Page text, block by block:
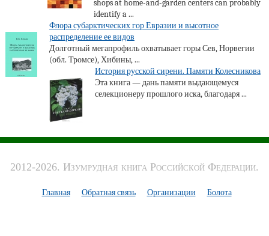
shops at home-and-garden centers can probably
identify a ...
Флора субарктических гор Евразии и высотное
распределение ее видов
Долготный мегапрофиль охватывает горы Сев, Норвегии
(обл. Тромсе), Хибины, ...
История русской сирени. Памяти Колесникова
Эта книга — дань памяти выдающемуся
селекционеру прошлого иска, благодаря ...
2012-2026. Изумрудная книга Российской Федерации.
Главная Обратная связь Организации Болота